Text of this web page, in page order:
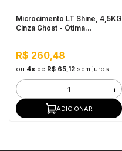
Microcimento LT Shine, 4,5KG
Cinza Ghost - Ótima
R$ 260,48
ou 4xde R$ 65,12 sem juros
- +
ADICIONAR